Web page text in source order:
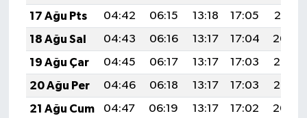
17 Ağu Pts
04:42 06:15 13:18 17:05
20:10
18 Ağu Sal
04:43 06:16 13:17 17:04
20:09
19 Ağu Çar
04:45 06:17 13:17 17:03
20:07
20 Ağu Per
04:46 06:18 13:17 17:03
20:06
21 Ağu Cum
04:47 06:19 13:17 17:02
20:04